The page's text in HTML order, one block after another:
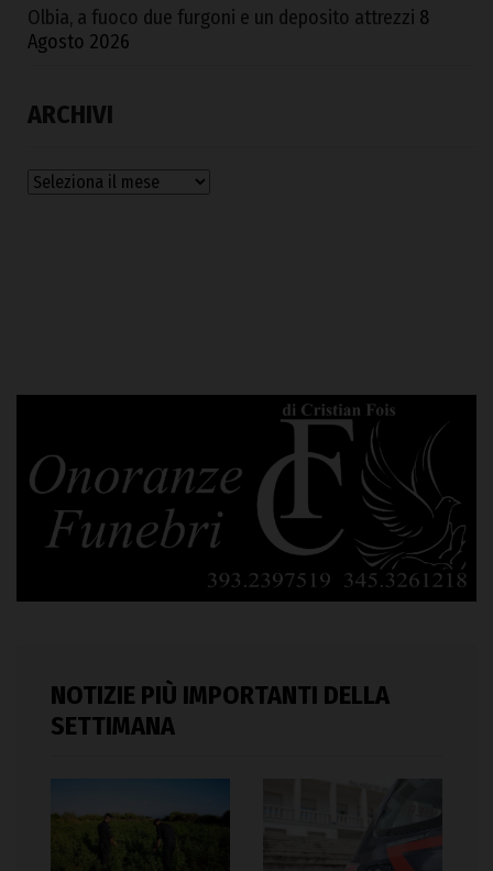
Olbia, a fuoco due furgoni e un deposito attrezzi 8
Agosto 2026
ARCHIVI
Archivi
NOTIZIE PIÙ IMPORTANTI DELLA
SETTIMANA